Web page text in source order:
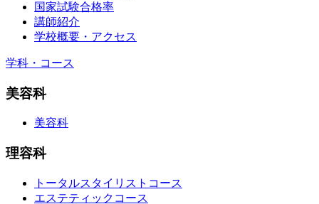
国家試験合格率
講師紹介
学校概要・アクセス
学科・コース
美容科
美容科
理容科
トータルスタイリストコース
エステティックコース